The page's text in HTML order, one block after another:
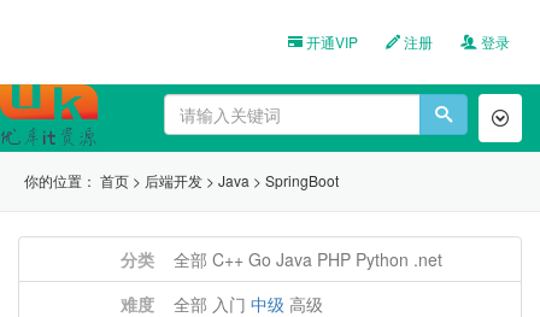
开通VIP 注册 登录
你的位置： 首页 > 后端开发 > Java > SpringBoot
分类 全部 C++ Go Java PHP Python .net
难度
全部 入门 中级 高级